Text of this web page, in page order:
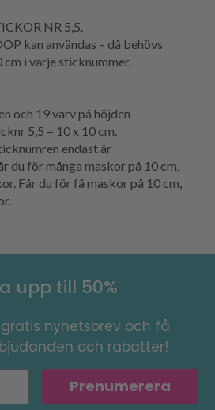
NR 5,5.
kan användas – då behövs
cm i varje sticknummer.
och 19varvpå höjden
5,5 = 10 x 10 cm.
endast är
du för många maskor på 10 cm,
Får du för få maskor på 10 cm,
upp till 50%
nyhetsbrev och få
och rabatter!
Prenumerera